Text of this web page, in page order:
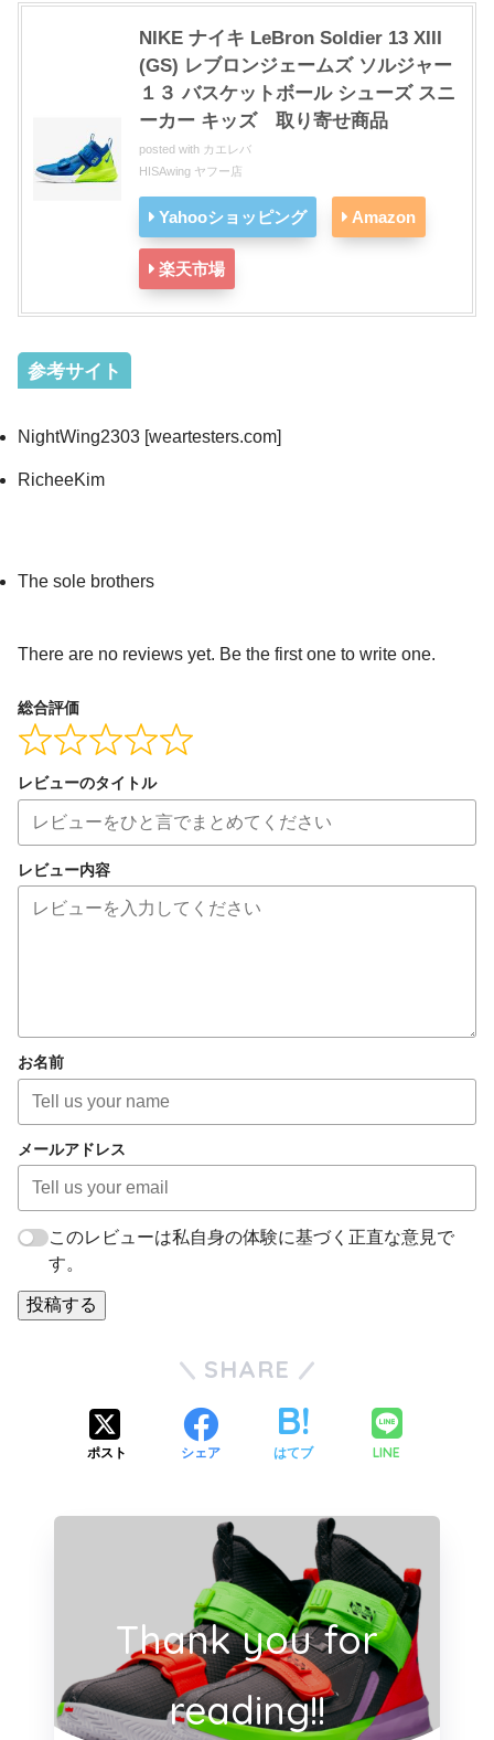
NIKE ナイキ LeBron Soldier 13 XIII
(GS) レブロンジェームズ ソルジャー
１３ バスケットボール シューズ スニ
ーカー キッズ 取り寄せ商品
posted with カエレバ
HISAwing ヤフー店
Yahooショッピング Amazon
楽天市場
参考サイト
NightWing2303 [weartesters.com]
RicheeKim
The sole brothers
There are no reviews yet. Be the first one to write one.
総合評価
レビューのタイトル
レビュー内容
お名前
メールアドレス
このレビューは私自身の体験に基づく正直な意見で
す。
投稿する
SHARE
ポスト シェア はてブ LINE
Thank you for
reading!!